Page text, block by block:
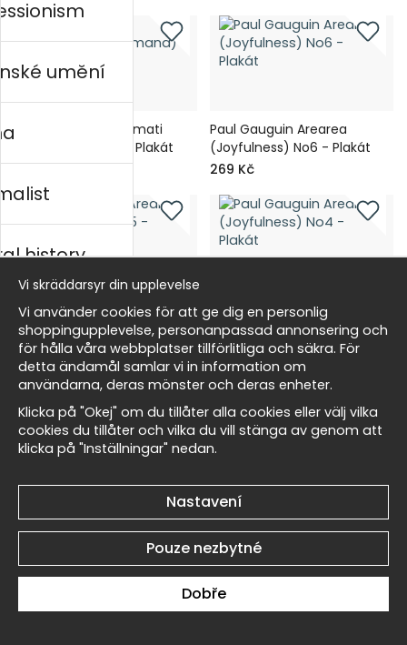
Paul Gauguin Vairumati
(Tehamana) No1 - Plakát
269 Kč
Paul Gauguin Arearea
(Joyfulness) No6 - Plakát
269 Kč
Paul Gauguin Arearea
(Joyfulness) No5 - Plakát
269 Kč
Paul Gauguin Arearea
(Joyfulness) No4 - Plakát
269 Kč
Paul Gauguin Arearea
(Joyfulness) No3 - Plakát
269 Kč
Paul Gauguin Arearea
(Joyfulness) No2 - Plakát
269 Kč
umění
history
Vi skräddarsyr din upplevelse
Vi använder cookies för att ge dig en personlig
shoppingupplevelse, personanpassad annonsering och
för hålla våra webbplatser tillförlitliga och säkra. För
detta ändamål samlar vi in information om
användarna, deras mönster och deras enheter.
Klicka på "Okej" om du tillåter alla cookies eller välj vilka
cookies du tillåter och vilka du vill stänga av genom att
klicka på "Inställningar" nedan.
Nastavení
Pouze nezbytné
Dobře